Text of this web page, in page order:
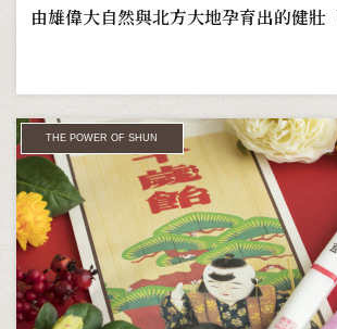
由雄偉大自然與北方大地孕育出的健壯
THE POWER OF SHUN